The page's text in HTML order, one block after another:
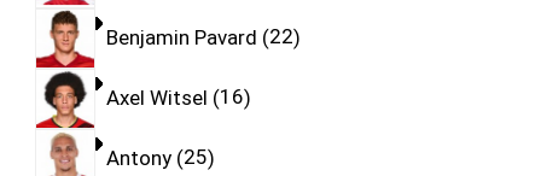
Benjamin Pavard 22
Axel Witsel 16
Antony 25